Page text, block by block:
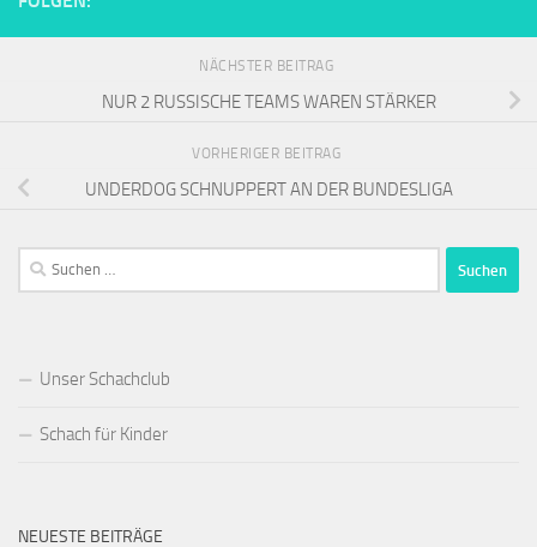
NÄCHSTER BEITRAG
NUR 2 RUSSISCHE TEAMS WAREN STÄRKER
VORHERIGER BEITRAG
UNDERDOG SCHNUPPERT AN DER BUNDESLIGA
Suchen
nach:
Unser Schachclub
Schach für Kinder
NEUESTE BEITRÄGE